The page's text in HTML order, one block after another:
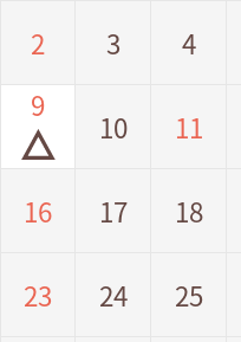
2 3 4
9
△ 10 11
16 17 18
23 24 25